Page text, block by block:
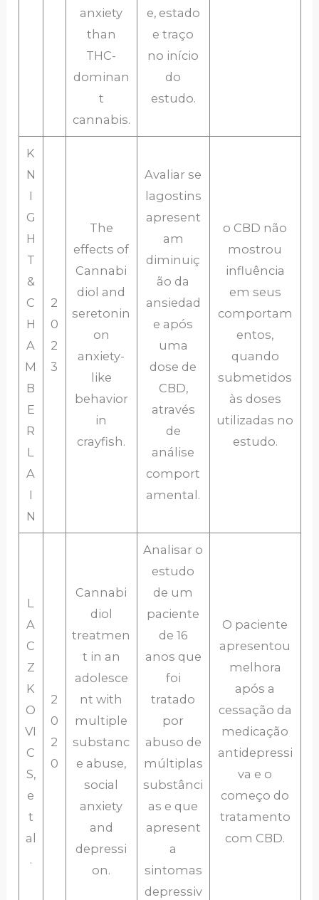
anxiety
than
THC-
dominan
t
cannabis.
e, estado
e traço
no início
do
estudo.
K
N
I
G
H
T
&
C
H
A
M
B
E
R
L
A
I
N
2
0
2
3
The
effects of
Cannabi
diol and
seretonin
on
anxiety-
like
behavior
in
crayfish.
Avaliar se
lagostins
apresent
am
diminuiç
ão da
ansiedad
e após
uma
dose de
CBD,
através
de
análise
comport
amental.
o CBD não
mostrou
influência
em seus
comportam
entos,
quando
submetidos
às doses
utilizadas no
estudo.
L
A
C
Z
K
O
VI
C
S,
e
t
al
.
2
0
2
0
Cannabi
diol
treatmen
t in an
adolesce
nt with
multiple
substanc
e abuse,
social
anxiety
and
depressi
on.
Analisar o
estudo
de um
paciente
de 16
anos que
foi
tratado
por
abuso de
múltiplas
substânci
as e que
apresent
a
sintomas
depressiv
O paciente
apresentou
melhora
após a
cessação da
medicação
antidepressi
va e o
começo do
tratamento
com CBD.